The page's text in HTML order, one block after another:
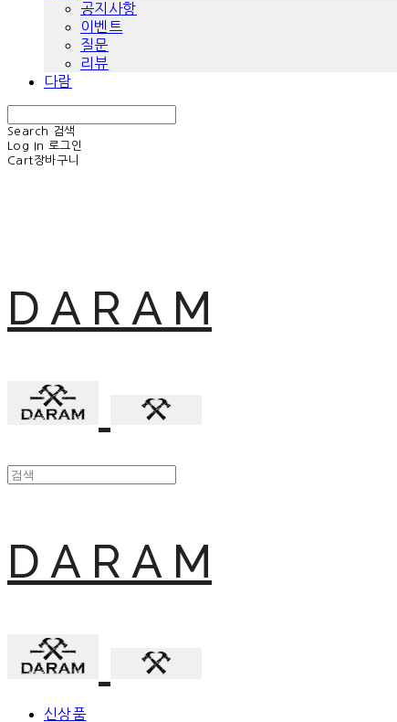
공지사항
이벤트
질문
리뷰
다람
Search
검색
Log In 로그인
Cart장바구니
D A R A M
D A R A M
신상품